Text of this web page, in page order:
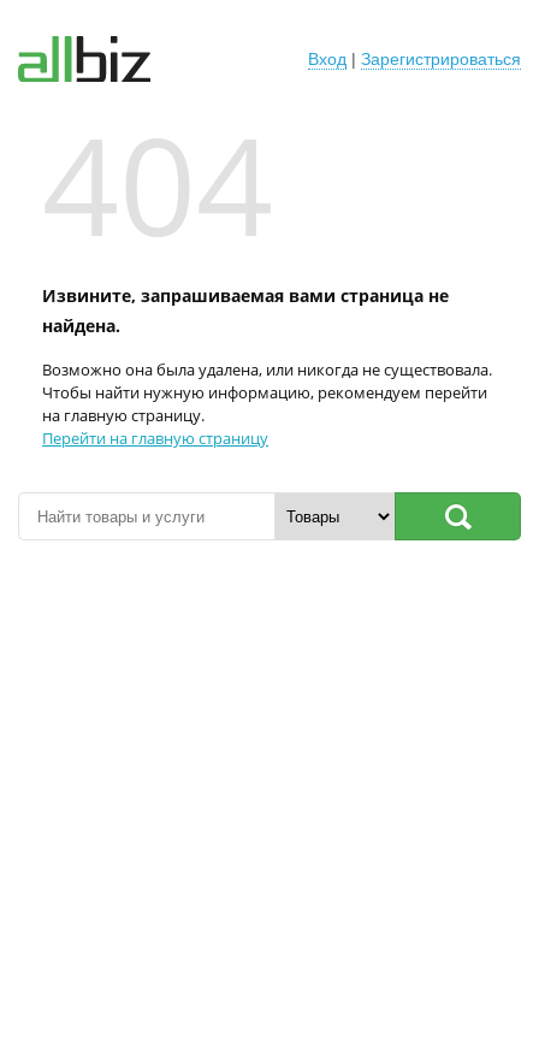
Вход | Зарегистрироваться
404
Извините, запрашиваемая вами страница не
найдена.
Возможно она была удалена, или никогда не существовала.
Чтобы найти нужную информацию, рекомендуем перейти
на главную страницу.
Перейти на главную страницу